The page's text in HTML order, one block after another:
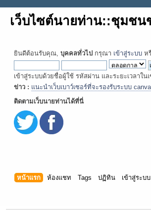
เว็บไซต์นายท่าน::ชุมช
ยินดีต้อนรับคุณ, บุคคลทั่วไป กรุณา เข้าสู่ระบบ ห
เข้าสู่ระบบด้วยชื่อผู้ใช้ รหัสผ่าน และระยะเวลาใน
ข่าว : แนะนำเว็บเบาว์เซอร์ที่จะรองรับระบบ
ติดตามเว็บนายท่านได้ที่นี่
หน้าแรก ห้องแชท Tags ปฏิทิน เข้าสู่ระบบ